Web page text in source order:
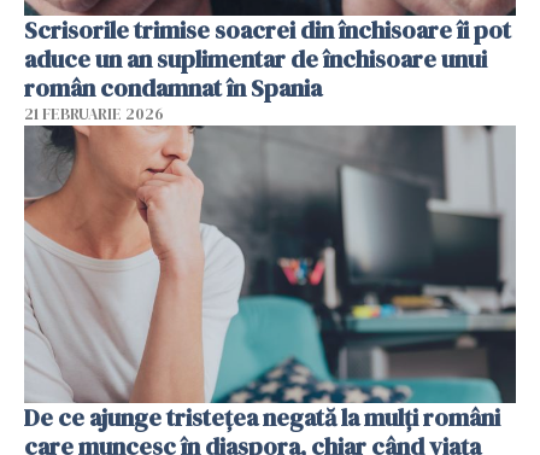
Scrisorile trimise soacrei din închisoare îi pot
aduce un an suplimentar de închisoare unui
român condamnat în Spania
21 FEBRUARIE 2026
De ce ajunge tristețea negată la mulți români
care muncesc în diaspora, chiar când viața